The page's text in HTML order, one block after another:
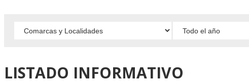
LISTADO INFORMATIVO